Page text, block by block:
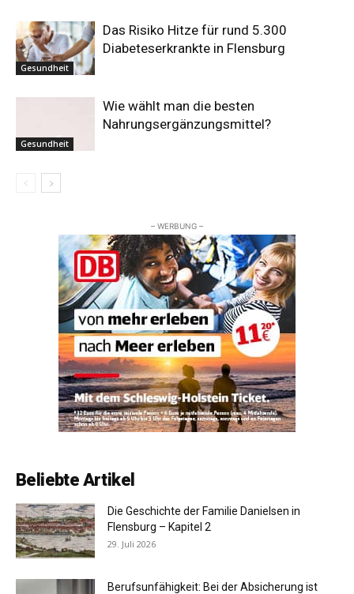
Gesundheit
Das Risiko Hitze für rund 5.300
Diabeteserkrankte in Flensburg
Gesundheit
Wie wählt man die besten
Nahrungsergänzungsmittel?
– WERBUNG –
Beliebte Artikel
Die Geschichte der Familie Danielsen in
Flensburg – Kapitel 2
29. Juli 2026
Berufsunfähigkeit: Bei der Absicherung ist